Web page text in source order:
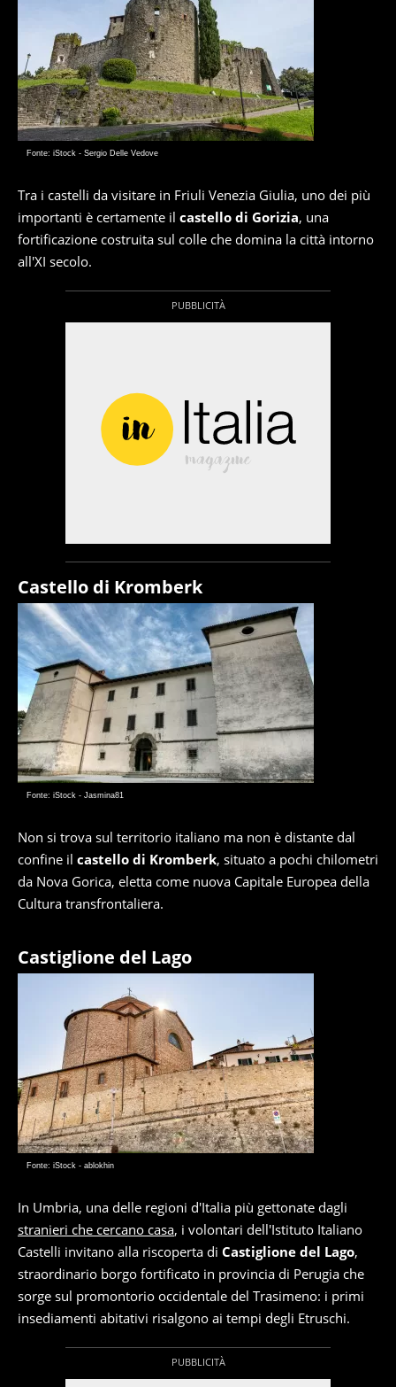
Fonte: iStock - Sergio Delle Vedove
Tra i castelli da visitare in Friuli Venezia Giulia, uno dei più
importanti è certamente il castello di Gorizia, una
fortificazione costruita sul colle che domina la città intorno
all'XI secolo.
Castello di Kromberk
Fonte: iStock - Jasmina81
Non si trova sul territorio italiano ma non è distante dal
confine il castello di Kromberk, situato a pochi chilometri
da Nova Gorica, eletta come nuova Capitale Europea della
Cultura transfrontaliera.
Castiglione del Lago
Fonte: iStock - ablokhin
In Umbria, una delle regioni d'Italia più gettonate dagli
stranieri che cercano casa, i volontari dell'Istituto Italiano
Castelli invitano alla riscoperta di Castiglione del Lago,
straordinario borgo fortificato in provincia di Perugia che
sorge sul promontorio occidentale del Trasimeno: i primi
insediamenti abitativi risalgono ai tempi degli Etruschi.